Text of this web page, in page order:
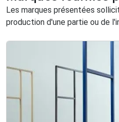
Les marques présentées
production d'une partie ou de